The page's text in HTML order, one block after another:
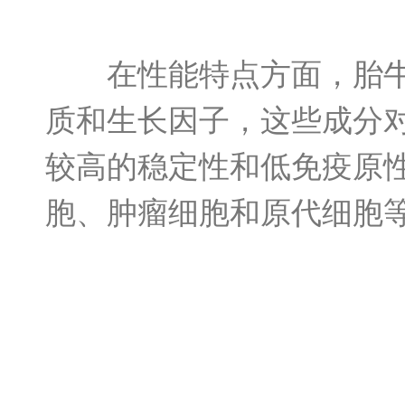
在性能特点方面，胎牛
质和生长因子，这些成分
较高的稳定性和低免疫原
胞、肿瘤细胞和原代细胞